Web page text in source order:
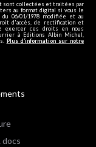
sont collectées et traitées par
au format digital si vous le
06/01/1978 modifiée et au
d'accès, de rectification et
exercer ces droits en nous
à Editions Albin Michel,
Plus d’information sur notre
docs